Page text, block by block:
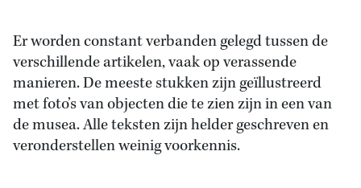
Er worden constant verbanden gelegd tussen de
verschillende artikelen, vaak op verassende
manieren. De meeste stukken zijn geïllustreerd
met foto’s van objecten die te zien zijn in een van
de musea. Alle teksten zijn helder geschreven en
veronderstellen weinig voorkennis.